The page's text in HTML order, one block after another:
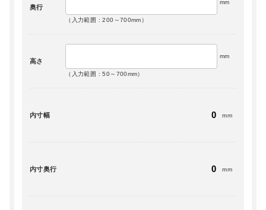
奥行
mm
（入力範囲 : 200～700mm）
高さ
mm
（入力範囲 : 50～700mm）
内寸幅 mm
内寸奥行 mm